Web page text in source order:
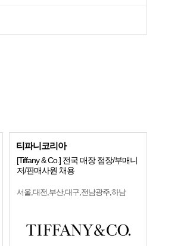
티파니코리아
[Tiffany & Co.] 전국 매장 점장/부매니
저/판매사원 채용
서울,대전,부산,대구,전남광주,하남